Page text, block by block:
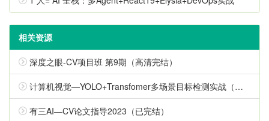
相关资源
深度之眼-CV项目班 第9期（高清完结）
计算机视觉—YOLO+Transfomer多场景目标检测实战（已完结）
有三AI—CV论文指导2023（已完结）